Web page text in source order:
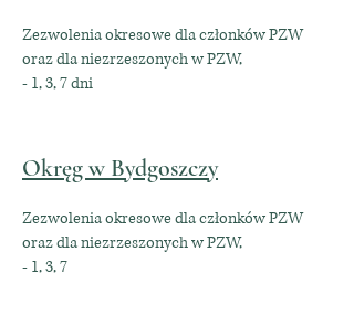
Zezwolenia okresowe dla członków PZW
oraz dla niezrzeszonych w PZW,
- 1, 3, 7 dni
Okręg w Bydgoszczy
Zezwolenia okresowe dla członków PZW
oraz dla niezrzeszonych w PZW,
- 1, 3, 7